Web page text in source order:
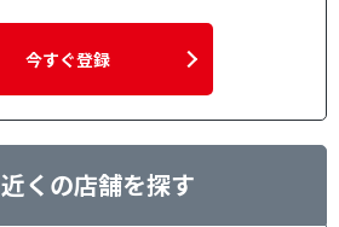
今すぐ登録
近くの店舗を探す